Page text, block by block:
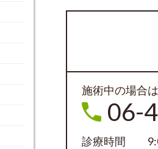
施術中の場合
06-
診療時間